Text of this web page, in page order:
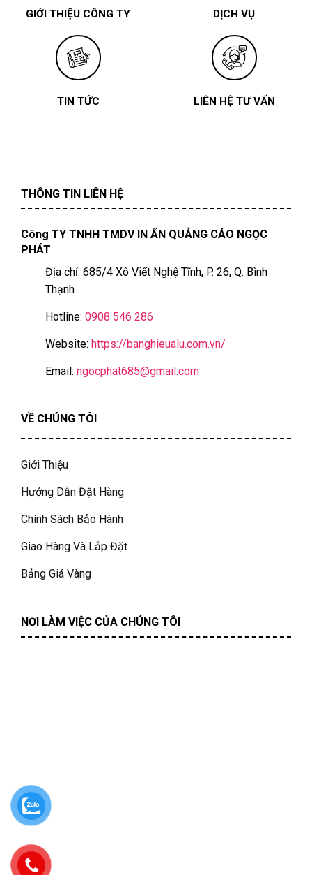
GIỚI THIỆU CÔNG TY DỊCH VỤ
TIN TỨC LIÊN HỆ TƯ VẤN
THÔNG TIN LIÊN HỆ
Công TY TNHH TMDV IN ẤN QUẢNG CÁO NGỌC
PHÁT
Địa chỉ: 685/4 Xô Viết Nghệ Tĩnh, P. 26, Q. Bình
Thạnh
Hotline: 0908 546 286
Website: https://banghieualu.com.vn/
Email: ngocphat685@gmail.com
VỀ CHÚNG TÔI
Giới Thiệu
Hướng Dẫn Đặt Hàng
Chính Sách Bảo Hành
Giao Hàng Và Lắp Đặt
Bảng Giá Vàng
NƠI LÀM VIỆC CỦA CHÚNG TÔI